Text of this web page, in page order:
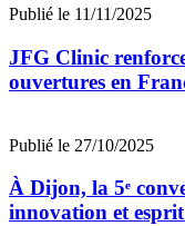
Publié le 11/11/2025
JFG Clinic
ouvertures en
Publié le 27/10/2025
À Dijon, la 5ᵉ
innovation et esprit